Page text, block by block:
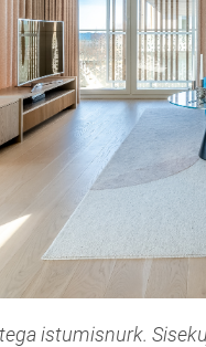
istumisnurk.